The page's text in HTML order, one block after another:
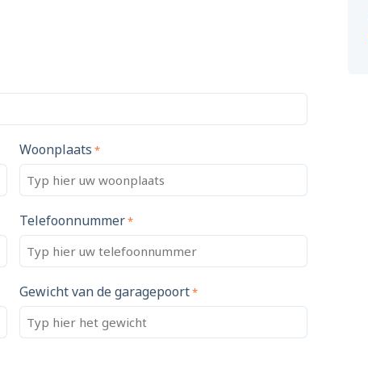
Woonplaats *
Telefoonnummer*
Gewicht van de garagepoort*